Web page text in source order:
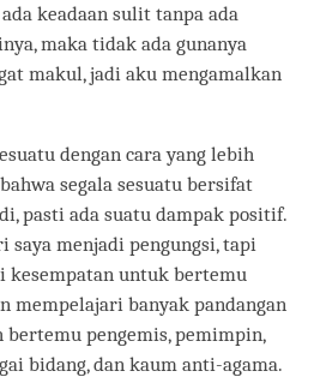
keadaan sulit tanpa ada
maka tidak ada gunanya
makul, jadi aku mengamalkan
dengan cara yang lebih
segala sesuatu bersifat
pasti ada suatu dampak positif.
saya menjadi pengungsi, tapi
untuk bertemu
mempelajari banyak pandangan
bertemu pengemis, pemimpin,
bidang, dan kaum anti-agama.